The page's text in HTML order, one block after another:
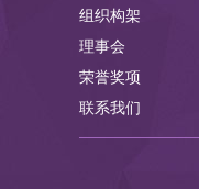
组织构架
理事会
荣誉奖项
联系我们